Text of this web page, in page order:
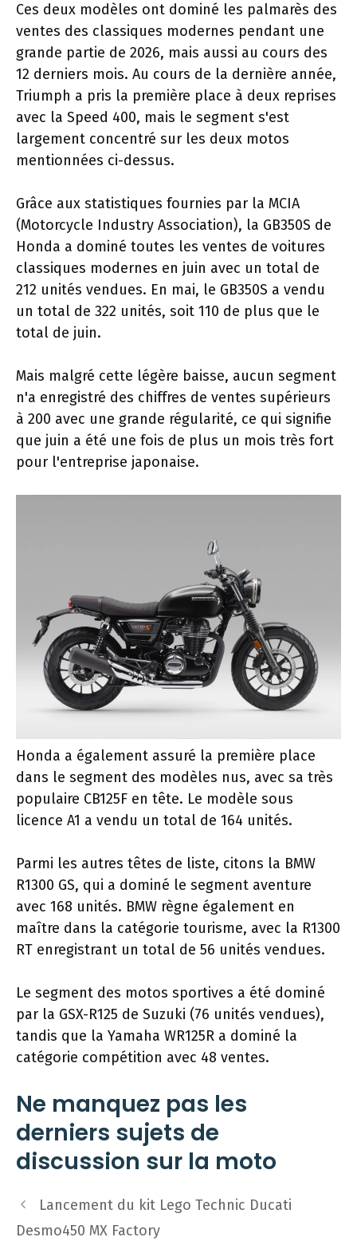
Ces deux modèles ont dominé les palmarès des
ventes des classiques modernes pendant une
grande partie de 2026, mais aussi au cours des
12 derniers mois. Au cours de la dernière année,
Triumph a pris la première place à deux reprises
avec la Speed ​​400, mais le segment s'est
largement concentré sur les deux motos
mentionnées ci-dessus.
Grâce aux statistiques fournies par la MCIA
(Motorcycle Industry Association), la GB350S de
Honda a dominé toutes les ventes de voitures
classiques modernes en juin avec un total de
212 unités vendues. En mai, le GB350S a vendu
un total de 322 unités, soit 110 de plus que le
total de juin.
Mais malgré cette légère baisse, aucun segment
n'a enregistré des chiffres de ventes supérieurs
à 200 avec une grande régularité, ce qui signifie
que juin a été une fois de plus un mois très fort
pour l'entreprise japonaise.
Honda a également assuré la première place
dans le segment des modèles nus, avec sa très
populaire CB125F en tête. Le modèle sous
licence A1 a vendu un total de 164 unités.
Parmi les autres têtes de liste, citons la BMW
R1300 GS, qui a dominé le segment aventure
avec 168 unités. BMW règne également en
maître dans la catégorie tourisme, avec la R1300
RT enregistrant un total de 56 unités vendues.
Le segment des motos sportives a été dominé
par la GSX-R125 de Suzuki (76 unités vendues),
tandis que la Yamaha WR125R a dominé la
catégorie compétition avec 48 ventes.
Ne manquez pas les
derniers sujets de
discussion sur la moto
Navigation
des
Lancement du kit Lego Technic Ducati
Desmo450 MX Factory